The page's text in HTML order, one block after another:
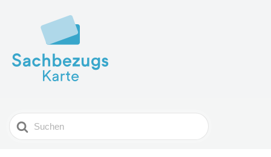
Search
For